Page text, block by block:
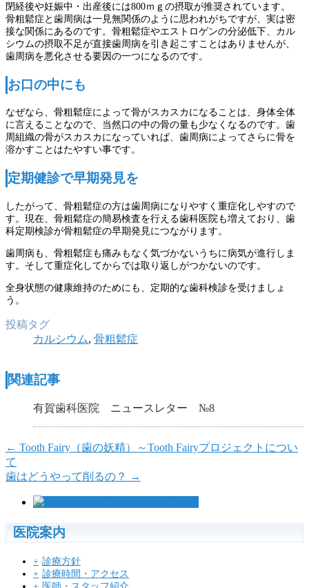
閉経後や妊娠中・出産後には800ｍｇの摂取が推奨されています。
骨粗鬆症と歯周病は一見無関係のように思われがちですが、実は密
接な関係にあるのです。骨粗鬆症やエストロゲンの分泌低下、カル
シウムの摂取不足が直接歯周病を引き起こすことはありませんが、
歯周病を悪化させる要因の一つになるのです。
お口の中にも
なぜなら、骨粗鬆症によって骨がスカスカになることは、身体全体
に言えることなので、当然口の中の骨の量も少なくなるのです。歯
周組織の骨がスカスカになっていれば、歯周病によってさらに骨を
溶かすことはたやすい事です。
定期健診で早期発見を
したがって、骨粗鬆症の方は歯周病になりやすく重症化しやすので
す。現在、骨粗鬆症の簡易検査を行える歯科医院も増えており、歯
科定期検診が骨粗鬆症の早期発見につながります。
歯周病も、骨粗鬆症も痛みもなく気づかないうちに病気が進行しま
す。そして重症化してからでは取り返しがつかないのです。
全身状態の健康維持のためにも、定期的な歯科検診を受けましょ
う。
投稿タグ
カルシウム, 骨粗鬆症
関連記事
有賀歯科医院 ニュースレター №8
← Tooth Fairy（歯の妖精）～Tooth Fairyプロジェクトについ
て
歯はどうやって削るの？
→
医院案内
診療方針
診療時間・アクセス